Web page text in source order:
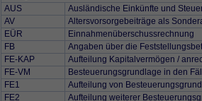
AUS
Ausländische Einkünfte und
AV
Altersvorsorgebeiträge als
EÜR
Einnahmenüberschussrechnung
FB
Angaben über die
FE-KAP
Aufteilung Kapitalvermögen /
FE-VM
Besteuerungsgrundlage in den
FE1
Aufteilung von
FE2
Aufteilung weiterer